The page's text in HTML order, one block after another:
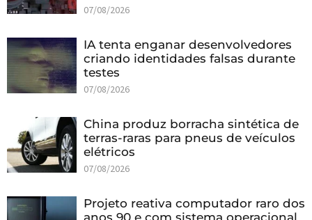
07/08/2026
IA tenta enganar desenvolvedores
criando identidades falsas durante
testes
07/08/2026
China produz borracha sintética de
terras-raras para pneus de veículos
elétricos
07/08/2026
Projeto reativa computador raro dos
anos 90 e com sistema operacional